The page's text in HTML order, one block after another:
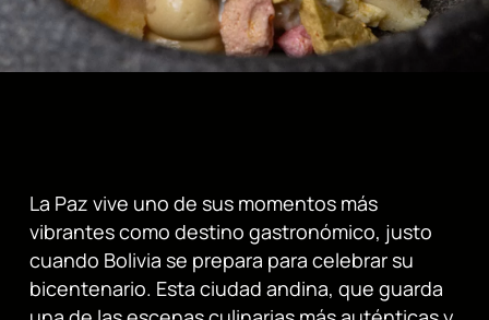
La Paz vive uno de sus momentos más
vibrantes como destino gastronómico, justo
cuando Bolivia se prepara para celebrar su
bicentenario. Esta ciudad andina, que guarda